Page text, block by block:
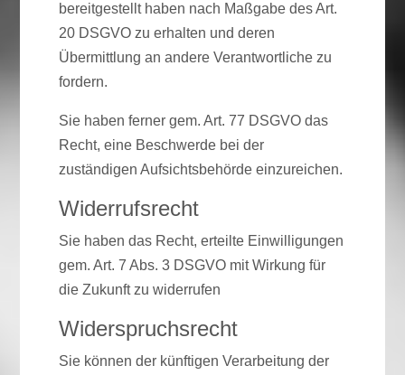
bereitgestellt haben nach Maßgabe des Art.
20 DSGVO zu erhalten und deren
Übermittlung an andere Verantwortliche zu
fordern.
Sie haben ferner gem. Art. 77 DSGVO das
Recht, eine Beschwerde bei der
zuständigen Aufsichtsbehörde einzureichen.
Widerrufsrecht
Sie haben das Recht, erteilte Einwilligungen
gem. Art. 7 Abs. 3 DSGVO mit Wirkung für
die Zukunft zu widerrufen
Widerspruchsrecht
Sie können der künftigen Verarbeitung der